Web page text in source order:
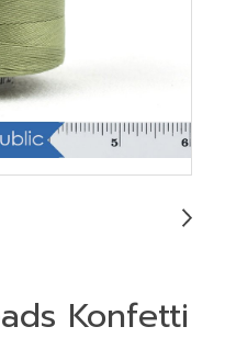
Konfetti